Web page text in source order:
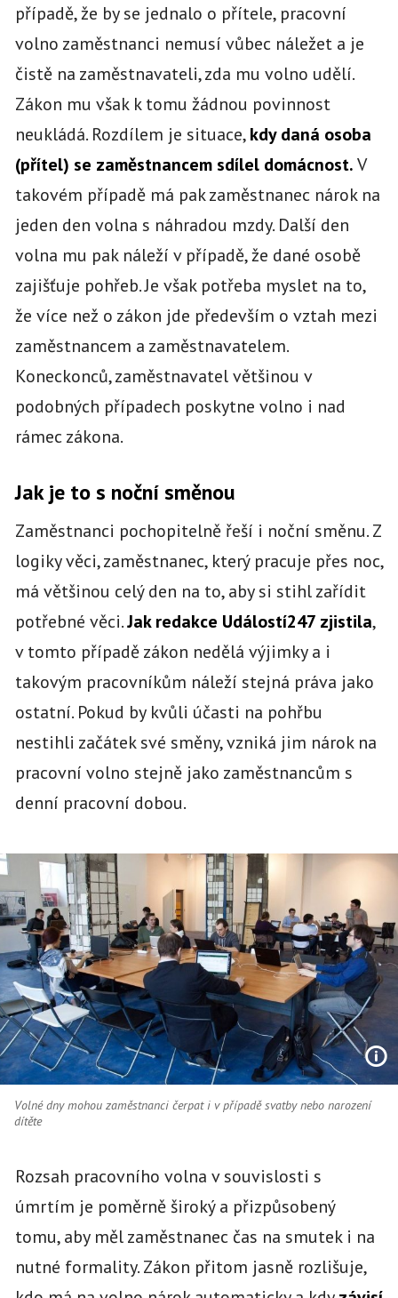
případě, že by se jednalo o přítele, pracovní
volno zaměstnanci nemusí vůbec náležet a je
čistě na zaměstnavateli, zda mu volno udělí.
Zákon mu však k tomu žádnou povinnost
neukládá. Rozdílem je situace,kdy daná osoba
(přítel) se zaměstnancem sdílel domácnost.V
takovém případě má pak zaměstnanec nárok na
jeden den volna s náhradou mzdy. Další den
volna mu pak náleží v případě, že dané osobě
zajišťuje pohřeb. Je však potřeba myslet na to,
že více než o zákon jde především o vztah mezi
zaměstnancem a zaměstnavatelem.
Koneckonců, zaměstnavatel většinou v
podobných případech poskytne volno i nad
rámec zákona.
Jak je to s noční směnou
Zaměstnanci pochopitelně řeší i noční směnu. Z
logiky věci, zaměstnanec, který pracuje přes noc,
má většinou celý den na to, aby si stihl zařídit
potřebné věci.Jak redakce Událostí247 zjistila,
v tomto případě zákon nedělá výjimky a i
takovým pracovníkům náleží stejná práva jako
ostatní. Pokud by kvůli účasti na pohřbu
nestihli začátek své směny, vzniká jim nárok na
pracovní volno stejně jako zaměstnancům s
denní pracovní dobou.
Volné dny mohou zaměstnanci čerpat i v případě svatby nebo narození
dítěte
Rozsah pracovního volna v souvislosti s
úmrtím je poměrně široký a přizpůsobený
tomu, aby měl zaměstnanec čas na smutek i na
nutné formality. Zákon přitom jasně rozlišuje,